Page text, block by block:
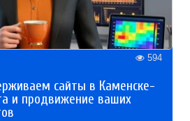
594
сайты в Каменске-
и продвижение ваших